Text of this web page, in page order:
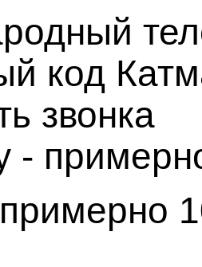
код
звонка
-